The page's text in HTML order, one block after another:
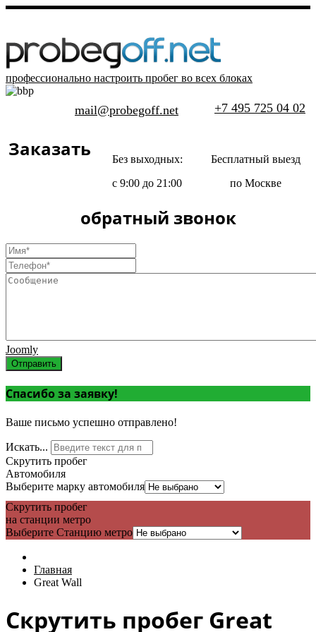
профессионально настроить пробег во всех блоках
+7 495 725 04 02
mail@probegoff.net
Бесплатный выезд
по Москве
Без выходных:
с 9:00 до 21:00
Заказать
обратный звонок
Joomly
Отправить
Спасибо за заявку!
Ваше письмо успешно отправлено!
Искать...
Скрутить пробег
Автомобиля
Выберите марку автомобиля
Скрутить пробег
на станции метро
Выберите Станцию метро
Главная
Great Wall
Скрутить пробег Great